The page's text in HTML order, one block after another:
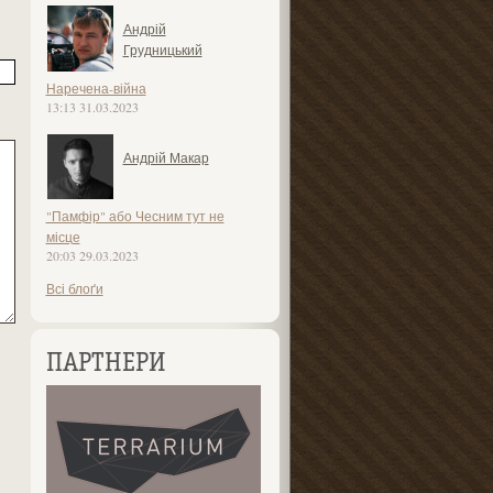
Андрій
Грудницький
Наречена-війна
13:13 31.03.2023
Андрій Макар
"Памфір" або Чесним тут не
місце
20:03 29.03.2023
Всі блоґи
ПАРТНЕРИ